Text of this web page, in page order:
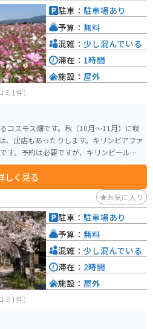
ミ1件）
コスモス畑です。秋（10月〜11月）に咲
、出店もあったりします。キリンビアファ
す。予約は必要ですが、キリンビール工
はアルコールとソフトドリンクの試飲も
しく見る
駐車： 駐車場あり
予算： 無料
混雑： 少し混んでいる
滞在： 1時間
施設： 屋外
お気に入り
ミ1件）
駐車： 駐車場あり
予算： 無料
混雑： 少し混んでいる
滞在： 2時間
施設： 屋外